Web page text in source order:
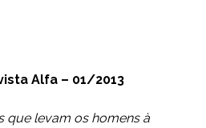
Alfa – 01/2013
que levam os homens à